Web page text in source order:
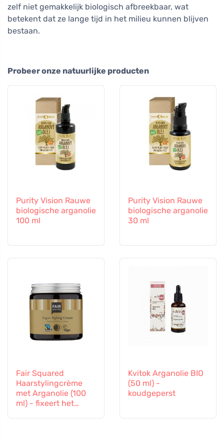
zelf niet gemakkelijk biologisch afbreekbaar, wat
betekent dat ze lange tijd in het milieu kunnen blijven
bestaan.
Probeer onze natuurlijke producten
Purity Vision Rauwe
biologische arganolie
100 ml
Purity Vision Rauwe
biologische arganolie
30 ml
Fair Squared
Haarstylingcrème
met Arganolie (100
ml) - fixeert het
Kvitok Arganolie BIO
(50 ml) -
koudgeperst